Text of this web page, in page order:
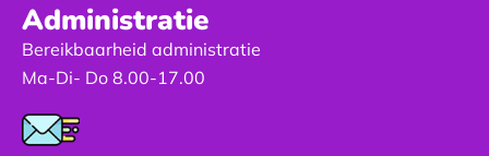
Administratie
Bereikbaarheid administratie
Ma-Di- Do 8.00-17.00